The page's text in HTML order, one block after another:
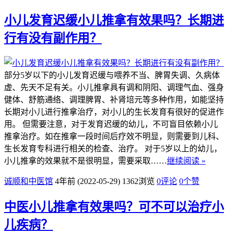
小儿发育迟缓小儿推拿有效果吗？长期进
行有没有副作用？
部分5岁以下的小儿发育迟缓与喂养不当、脾胃失调、久病体
虚、先天不足有关。小儿推拿具有调和阴阳、调理气血、强身
健体、舒筋通络、调理脾胃、补肾培元等多种作用，如能坚持
长期对小儿进行推拿治疗，对小儿的生长发育有很好的促进作
用。 但需要注意，对于发育迟缓的幼儿，不可盲目依赖小儿
推拿治疗。如在推拿一段时间后疗效不明显，则需要到儿科、
生长发育专科进行相关的检查、治疗。 对于5岁以上的幼儿，
小儿推拿的效果就不是很明显，需要采取……继续阅读 »
诚顺和中医馆 4年前 (2022-05-29) 1362浏览 0评论 0个赞
中医小儿推拿有效果吗？可不可以治疗小
儿疾病？